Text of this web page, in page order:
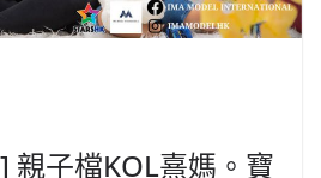
親子檔KOL熹媽。寶